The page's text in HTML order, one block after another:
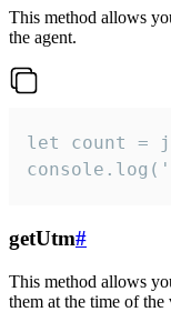
This method allows
the agent.
let count =
getUtm#
This method allows
them at the time of